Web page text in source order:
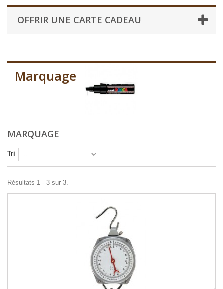
OFFRIR UNE CARTE CADEAU
Marquage
MARQUAGE
Tri
Résultats 1 - 3 sur 3.